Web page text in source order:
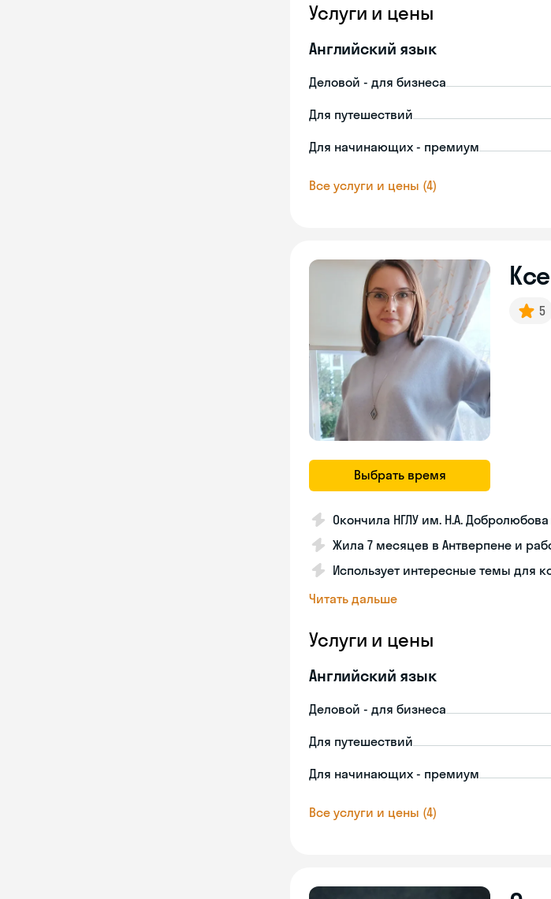
Услуги и цены
Английский язык
Деловой - для бизнеса
Для путешествий
Для начинающих - премиум
Все услуги и цены (4)
Выбрать время
5
Окончила НГЛУ им. Н.А.
Жила 7 месяцев в Антверпене и
Использует интересные темы для
Читать дальше
Услуги и цены
Английский язык
Деловой - для бизнеса
Для путешествий
Для начинающих - премиум
Все услуги и цены (4)